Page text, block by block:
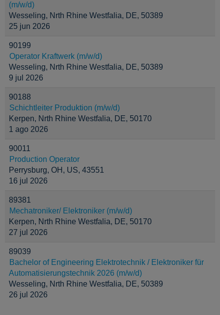
(m/w/d)
Wesseling, Nrth Rhine Westfalia, DE, 50389
25 jun 2026
90199
Operator Kraftwerk (m/w/d)
Wesseling, Nrth Rhine Westfalia, DE, 50389
9 jul 2026
90188
Schichtleiter Produktion (m/w/d)
Kerpen, Nrth Rhine Westfalia, DE, 50170
1 ago 2026
90011
Production Operator
Perrysburg, OH, US, 43551
16 jul 2026
89381
Mechatroniker/ Elektroniker (m/w/d)
Kerpen, Nrth Rhine Westfalia, DE, 50170
27 jul 2026
89039
Bachelor of Engineering Elektrotechnik / Elektroniker für
Automatisierungstechnik 2026 (m/w/d)
Wesseling, Nrth Rhine Westfalia, DE, 50389
26 jul 2026